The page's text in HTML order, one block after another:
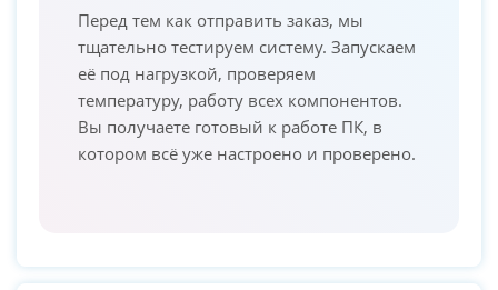
Перед тем как отправить заказ, мы
тщательно тестируем систему. Запускаем
её под нагрузкой, проверяем
температуру, работу всех компонентов.
Вы получаете готовый к работе ПК, в
котором всё уже настроено и проверено.